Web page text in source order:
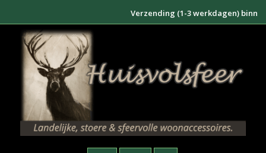
inhoud
Verzending (1-3 werkdagen) binnen